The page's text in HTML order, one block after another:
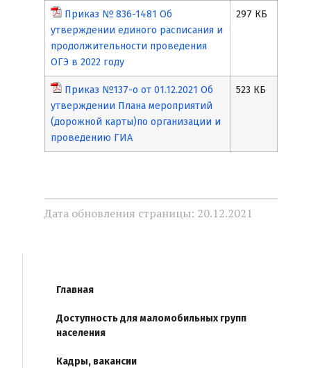
Приказ № 836-1481 Об
утверждении единого расписания и
продолжительности проведения
ОГЭ в 2022 году
297 КБ
Приказ №137-о от 01.12.2021 Об
утверждении Плана мероприятий
(дорожной карты)по организации и
проведению ГИА
523 КБ
Дата обновления страницы: 20.12.2021
Главная
Доступность для маломобильных групп
населения
Кадры, вакансии